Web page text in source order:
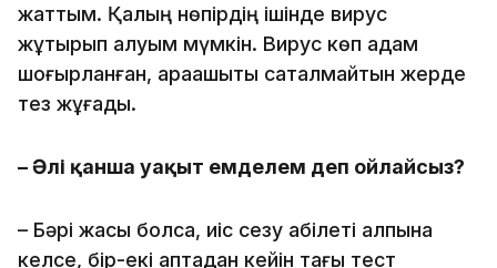
жаттым. Қалың нөпірдің ішінде вирус
жұқтырып алуым мүмкін. Вирус көп адам
шоғырланған, арақашықтық сақталмайтын жерде
тез жұғады.
– Әлі қанша уақыт емделем деп ойлайсыз?
– Бәрі жақсы болса, иіс сезу қабілеті қалпына
келсе, бір-екі аптадан кейін тағы тест